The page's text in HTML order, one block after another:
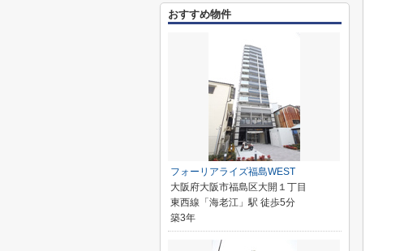
おすすめ物件
フォーリアライズ福島WEST
大阪府大阪市福島区大開１丁目
東西線「海老江」駅 徒歩5分
築3年